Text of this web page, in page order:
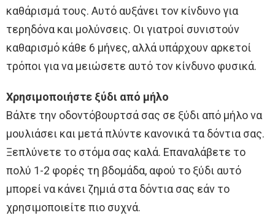
καθάρισμά τους. Αυτό αυξάνει τον κίνδυνο για
τερηδόνα και μολύνσεις. Οι γιατροί συνιστούν
καθαρισμό κάθε 6 μήνες, αλλά υπάρχουν αρκετοί
τρόποι για να μειώσετε αυτό τον κίνδυνο φυσικά.
Χρησιμοποιήστε ξύδι από μήλο
Βάλτε την οδοντόβουρτσά σας σε ξύδι από μήλο να
μουλιάσει και μετά πλύντε κανονικά τα δόντια σας.
Ξεπλύνετε το στόμα σας καλά. Επαναλάβετε το
πολύ 1-2 φορές τη βδομάδα, αφού το ξύδι αυτό
μπορεί να κάνει ζημιά στα δόντια σας εάν το
χρησιμοποιείτε πιο συχνά.